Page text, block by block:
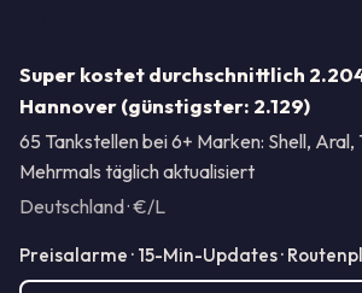
Super kostet durchschnittlich
Hannover (günstigster: 2.129)
65 Tankstellen bei 6+ Marken: Shell, Aral,
Mehrmals täglich aktualisiert
Deutschland · €/L
Preisalarme · 15-Min-Updates ·